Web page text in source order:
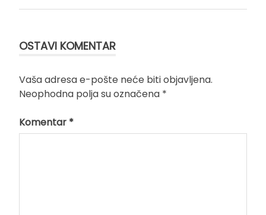
OSTAVI KOMENTAR
Vaša adresa e-pošte neće biti objavljena.
Neophodna polja su označena *
Komentar *